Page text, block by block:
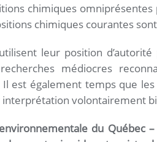
chimiques
chimiques courantes
leur position
médiocres
est également temps que
volontairement
du Québec